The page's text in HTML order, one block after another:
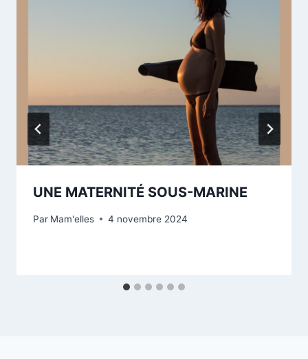
UNE MATERNITÉ SOUS-MARINE
Par Mam'elles 4 novembre 2024